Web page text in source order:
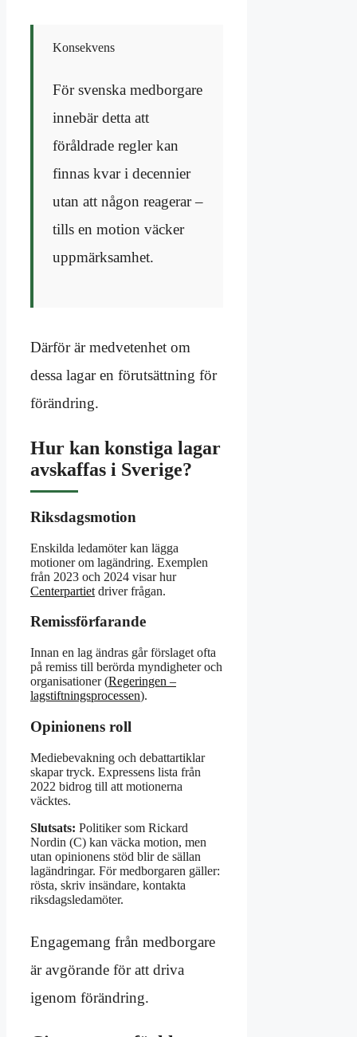
Konsekvens
För svenska medborgare
innebär detta att
föråldrade regler kan
finnas kvar i decennier
utan att någon reagerar –
tills en motion väcker
uppmärksamhet.
Därför är medvetenhet om
dessa lagar en förutsättning för
förändring.
Hur kan konstiga lagar
avskaffas i Sverige?
Riksdagsmotion
Enskilda ledamöter kan lägga
motioner om lagändring. Exemplen
från 2023 och 2024 visar hur
Centerpartiet driver frågan.
Remissförfarande
Innan en lag ändras går förslaget ofta
på remiss till berörda myndigheter och
organisationer (Regeringen –
lagstiftningsprocessen).
Opinionens roll
Mediebevakning och debattartiklar
skapar tryck. Expressens lista från
2022 bidrog till att motionerna
väcktes.
Slutsats: Politiker som Rickard
Nordin (C) kan väcka motion, men
utan opinionens stöd blir de sällan
lagändringar. För medborgaren gäller:
rösta, skriv insändare, kontakta
riksdagsledamöter.
Engagemang från medborgare
är avgörande för att driva
igenom förändring.